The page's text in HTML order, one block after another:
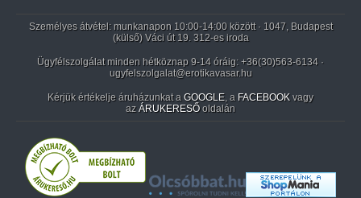
Személyes átvétel: munkanapon 10:00-14:00 között · 1047, Budapest
(külső) Váci út 19. 312-es iroda
Ügyfélszolgálat minden hétköznap 9-14 óráig: +36(30)563-6134 ·
ugyfelszolgalat@erotikavasar.hu
Kérjük értékelje áruházunkat a GOOGLE, a FACEBOOK vagy
az ÁRUKERESŐ oldalán